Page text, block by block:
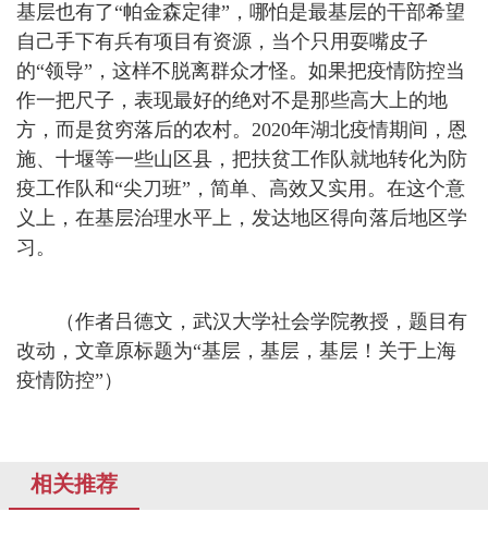
基层也有了“帕金森定律”，哪怕是最基层的干部希望
自己手下有兵有项目有资源，当个只用耍嘴皮子
的“领导”，这样不脱离群众才怪。如果把疫情防控当
作一把尺子，表现最好的绝对不是那些高大上的地
方，而是贫穷落后的农村。2020年湖北疫情期间，恩
施、十堰等一些山区县，把扶贫工作队就地转化为防
疫工作队和“尖刀班”，简单、高效又实用。在这个意
义上，在基层治理水平上，发达地区得向落后地区学
习。
（作者吕德文，武汉大学社会学院教授，题目有
改动，文章原标题为“基层，基层，基层！关于上海
疫情防控”）
相关推荐